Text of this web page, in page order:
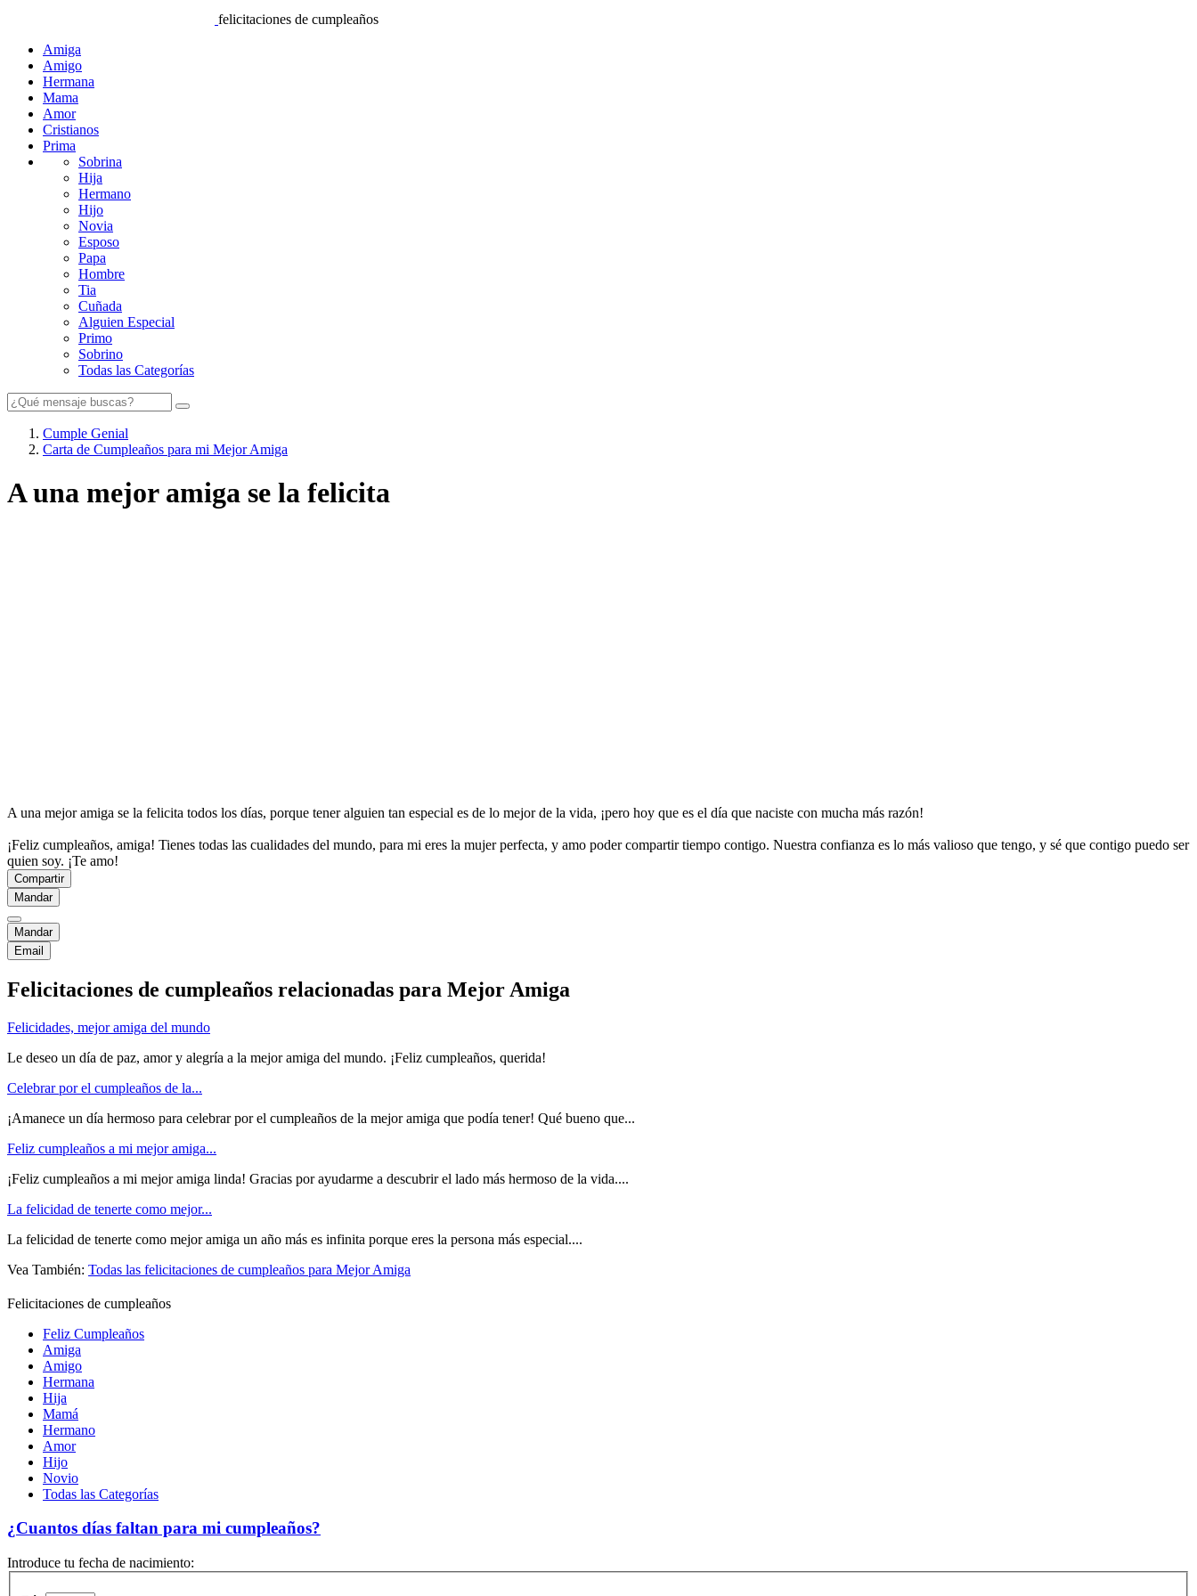
felicitaciones de cumpleaños
Amiga
Amigo
Hermana
Mama
Amor
Cristianos
Prima
Sobrina
Hija
Hermano
Hijo
Novia
Esposo
Papa
Hombre
Tia
Cuñada
Alguien Especial
Primo
Sobrino
Todas las Categorías
Cumple Genial
Carta de Cumpleaños para mi Mejor Amiga
A una mejor amiga se la felicita
A una mejor amiga se la felicita todos los días, porque tener alguien tan especial es de lo mejor de la vida, ¡pero hoy que es el día que naciste con mucha más razón!
¡Feliz cumpleaños, amiga! Tienes todas las cualidades del mundo, para mi eres la mujer perfecta, y amo poder compartir tiempo contigo. Nuestra confianza es lo más valioso que tengo, y sé que contigo puedo ser
quien soy. ¡Te amo!
Compartir
Mandar
Mandar
Email
Felicitaciones de cumpleaños relacionadas para Mejor Amiga
Felicidades, mejor amiga del mundo
Le deseo un día de paz, amor y alegría a la mejor amiga del mundo. ¡Feliz cumpleaños, querida!
Celebrar por el cumpleaños de la...
¡Amanece un día hermoso para celebrar por el cumpleaños de la mejor amiga que podía tener! Qué bueno que...
Feliz cumpleaños a mi mejor amiga...
¡Feliz cumpleaños a mi mejor amiga linda! Gracias por ayudarme a descubrir el lado más hermoso de la vida....
La felicidad de tenerte como mejor...
La felicidad de tenerte como mejor amiga un año más es infinita porque eres la persona más especial....
Vea También: Todas las felicitaciones de cumpleaños para Mejor Amiga
Felicitaciones de cumpleaños
Feliz Cumpleaños
Amiga
Amigo
Hermana
Hija
Mamá
Hermano
Amor
Hijo
Novio
Todas las Categorías
¿Cuantos días faltan para mi cumpleaños?
Introduce tu fecha de nacimiento: